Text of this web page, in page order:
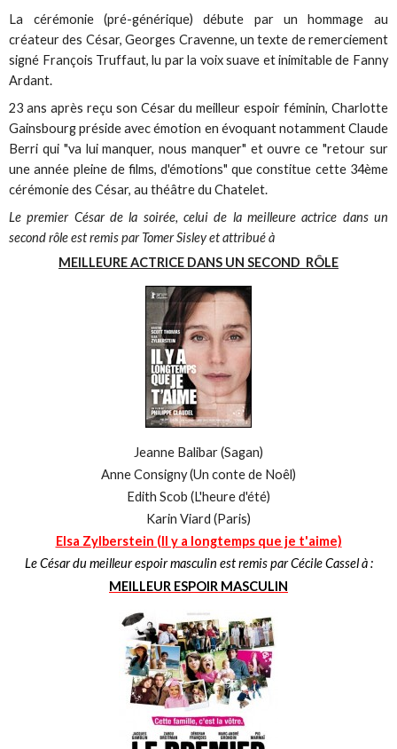
La cérémonie (pré-générique) débute par un hommage au
créateur des César, Georges Cravenne, un texte de remerciement
signé François Truffaut, lu par la voix suave et inimitable de Fanny
Ardant.
23 ans après reçu son César du meilleur espoir féminin, Charlotte
Gainsbourg préside avec émotion en évoquant notamment Claude
Berri qui "va lui manquer, nous manquer" et ouvre ce "retour sur
une année pleine de films, d'émotions" que constitue cette 34ème
cérémonie des César, au théâtre du Chatelet.
Le premier César de la soirée, celui de la meilleure actrice dans un
second rôle est remis par Tomer Sisley et attribué à
MEILLEURE ACTRICE DANS UN SECOND RÔLE
Jeanne Balibar (Sagan)
Anne Consigny (Un conte de Noêl)
Edith Scob (L'heure d'été)
Karin Viard (Paris)
Elsa Zylberstein (Il y a longtemps que je t'aime)
Le César du meilleur espoir masculin est remis par Cécile Cassel à :
MEILLEUR ESPOIR MASCULIN